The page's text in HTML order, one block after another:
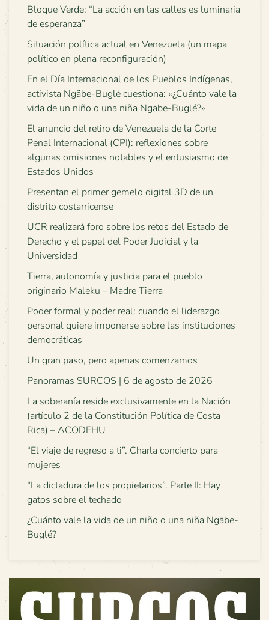
Bloque Verde: “La acción en las calles es luminaria
de esperanza”
Situación política actual en Venezuela (un mapa
político en plena reconfiguración)
En el Día Internacional de los Pueblos Indígenas,
activista Ngäbe-Buglé cuestiona: «¿Cuánto vale la
vida de un niño o una niña Ngäbe-Buglé?»
El anuncio del retiro de Venezuela de la Corte
Penal Internacional (CPI): reflexiones sobre
algunas omisiones notables y el entusiasmo de
Estados Unidos
Presentan el primer gemelo digital 3D de un
distrito costarricense
UCR realizará foro sobre los retos del Estado de
Derecho y el papel del Poder Judicial y la
Universidad
Tierra, autonomía y justicia para el pueblo
originario Maleku – Madre Tierra
Poder formal y poder real: cuando el liderazgo
personal quiere imponerse sobre las instituciones
democráticas
Un gran paso, pero apenas comenzamos
Panoramas SURCOS | 6 de agosto de 2026
La soberanía reside exclusivamente en la Nación
(artículo 2 de la Constitución Política de Costa
Rica) – ACODEHU
“El viaje de regreso a ti”. Charla concierto para
mujeres
“La dictadura de los propietarios”. Parte II: Hay
gatos sobre el techado
¿Cuánto vale la vida de un niño o una niña Ngäbe-
Buglé?